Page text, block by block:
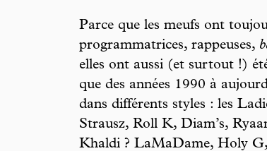
Parce que les meufs ont
programmatrices, rappeuses,
elles ont aussi (et surtout !)
que des années 1990 à
dans différents styles : les
Strausz, Roll K, Diam’s,
Khaldi ? LaMaDame, Holy